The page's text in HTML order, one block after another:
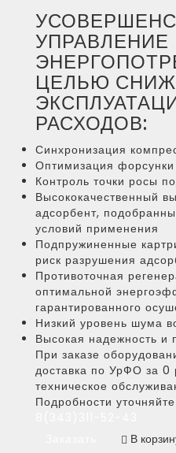
УПРАВЛЕНИЕ
ЦЕЛЬЮ
РАСХОДОВ:
Синхронизация
Оптимизация форсунки
Контроль точки росы
Высококачественный
адсорбент,
условий применения
Подпружиненные
риск разрушения
Противоточная
оптимальной
гарантированного
Низкий уровень шума
Высокая надежность и
При заказе
доставка по УрФО за 0
техническое
Подробности
В